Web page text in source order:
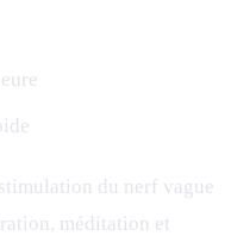
du nerf vague
méditation et